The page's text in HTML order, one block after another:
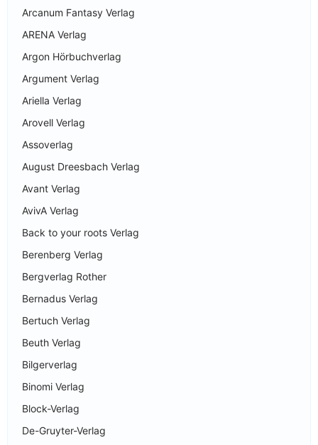
Arcanum Fantasy Verlag
ARENA Verlag
Argon Hörbuchverlag
Argument Verlag
Ariella Verlag
Arovell Verlag
Assoverlag
August Dreesbach Verlag
Avant Verlag
AvivA Verlag
Back to your roots Verlag
Berenberg Verlag
Bergverlag Rother
Bernadus Verlag
Bertuch Verlag
Beuth Verlag
Bilgerverlag
Binomi Verlag
Block-Verlag
De-Gruyter-Verlag